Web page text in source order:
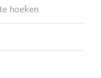
hoeken